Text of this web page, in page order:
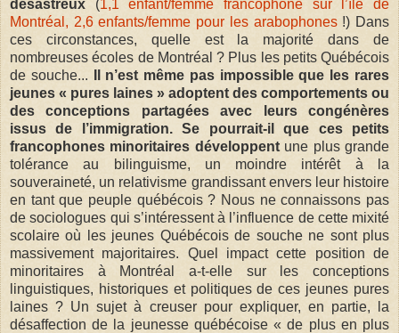
désastreux (1,1 enfant/femme francophone sur l’île de
Montréal, 2,6 enfants/femme pour les arabophones!) Dans
ces circonstances, quelle est la majorité dans de
nombreuses écoles de Montréal ? Plus les petits Québécois
de souche... Il n’est même pas impossible que les rares
jeunes « pures laines » adoptent des comportements ou
des conceptions partagées avec leurs congénères
issus de l’immigration. Se pourrait-il que ces petits
francophones minoritaires développent une plus grande
tolérance au bilinguisme, un moindre intérêt à la
souveraineté, un relativisme grandissant envers leur histoire
en tant que peuple québécois ? Nous ne connaissons pas
de sociologues qui s’intéressent à l’influence de cette mixité
scolaire où les jeunes Québécois de souche ne sont plus
massivement majoritaires. Quel impact cette position de
minoritaires à Montréal a-t-elle sur les conceptions
linguistiques, historiques et politiques de ces jeunes pures
laines ? Un sujet à creuser pour expliquer, en partie, la
désaffection de la jeunesse québécoise « de plus en plus